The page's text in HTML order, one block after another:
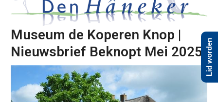
Museum de Koperen Knop |
Nieuwsbrief Beknopt Mei 2025 Lid worden